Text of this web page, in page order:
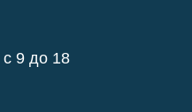
с 9 до 18